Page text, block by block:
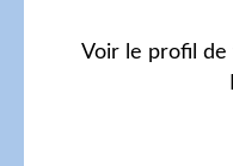
Voir le profil de